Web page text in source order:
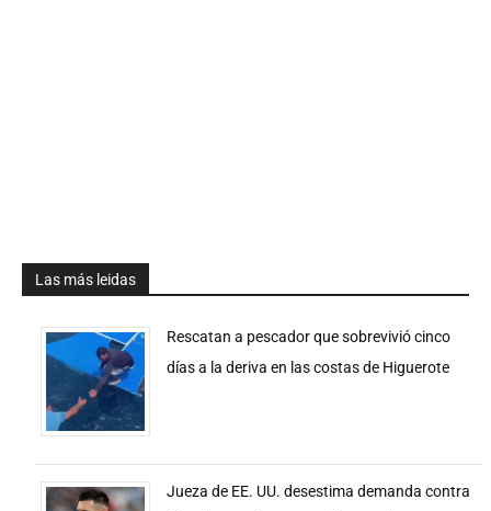
Las más leidas
Rescatan a pescador que sobrevivió cinco
días a la deriva en las costas de Higuerote
Jueza de EE. UU. desestima demanda contra